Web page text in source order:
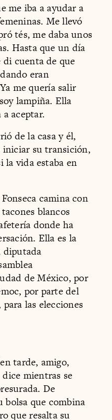
me iba a ayudar a
Me llevó
tés, me daba unos
Hasta que un día
di cuenta de que
eran
me quería salir
lampiña. Ella
aceptar.
de la casa y él,
iniciar su transición,
la vida estaba en
camina con
blancos
donde ha
Ella es la
diputada
de México, por
por parte del
las elecciones
tarde, amigo,
mientras se
De
bolsa que combina
que resalta su